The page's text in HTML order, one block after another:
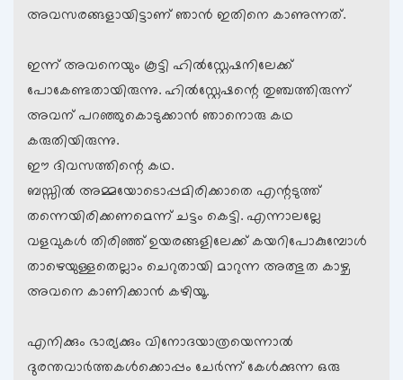
അവസരങ്ങളായിട്ടാണ് ഞാന്‍ ഇതിനെ കാണുന്നത്.
ഇന്ന് അവനെയും കൂട്ടി ഹില്‍സ്റ്റേഷനിലേക്ക്
പോകേണ്ടതായിരുന്നു. ഹില്‍സ്റ്റേഷന്റെ തുഞ്ചത്തിരുന്ന്
അവന് പറഞ്ഞുകൊടുക്കാന്‍ ഞാനൊരു കഥ
കരുതിയിരുന്നു.
ഈ ദിവസത്തിന്റെ കഥ.
ബസ്സില്‍ അമ്മയോടൊപ്പമിരിക്കാതെ എന്റടുത്ത്
തന്നെയിരിക്കണമെന്ന് ചട്ടം കെട്ടി. എന്നാലല്ലേ
വളവുകള്‍ തിരിഞ്ഞ് ഉയരങ്ങളിലേക്ക് കയറിപോകുമ്പോള്‍
താഴെയുള്ളതെല്ലാം ചെറുതായി മാറുന്ന അത്ഭുത കാഴ്ച
അവനെ കാണിക്കാന്‍ കഴിയൂ.
എനിക്കും ഭാര്യക്കും വിനോദയാത്രയെന്നാല്‍
ദുരന്തവാര്‍ത്തകള്‍ക്കൊപ്പം ചേര്‍ന്ന് കേള്‍ക്കുന്ന ഒരു